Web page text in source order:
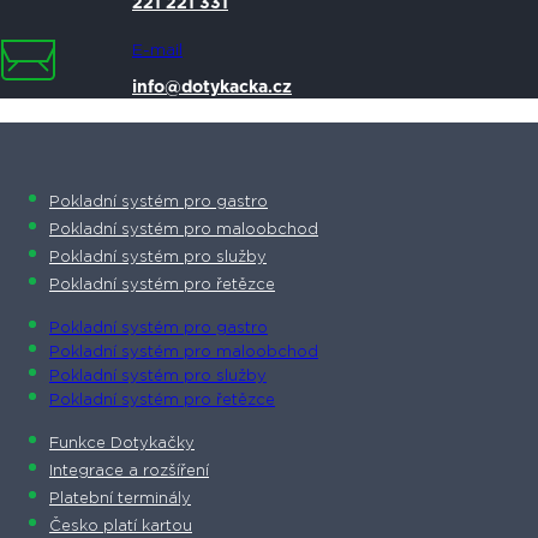
221 221 331
E-mail
info@dotykacka.cz
Pokladní systém pro gastro
Pokladní systém pro maloobchod
Pokladní systém pro služby
Pokladní systém pro řetězce
Pokladní systém pro gastro
Pokladní systém pro maloobchod
Pokladní systém pro služby
Pokladní systém pro řetězce
Funkce Dotykačky
Integrace a rozšíření
Platební terminály
Česko platí kartou